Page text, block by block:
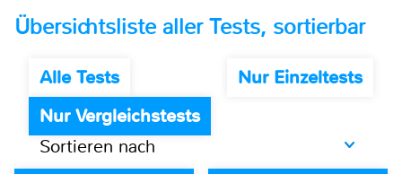
Übersichtsliste aller Tests, sortierbar
Alle Tests
Nur Einzeltests
Nur Vergleichstests
Sortieren nach